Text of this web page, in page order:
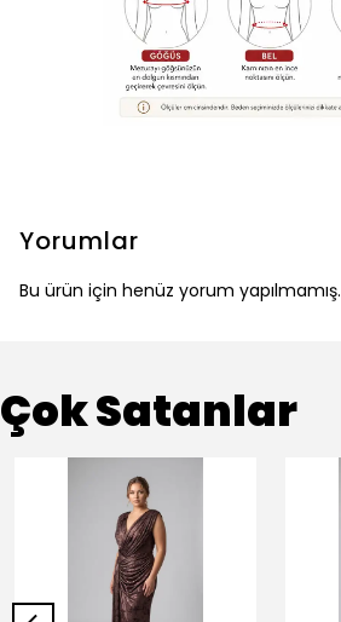
Yorumlar
Bu ürün için henüz yorum yapılmamış.
Çok Satanlar